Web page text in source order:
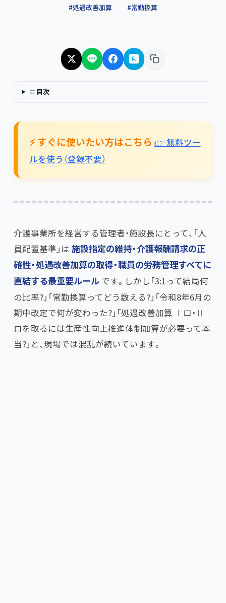
#処遇改善加算 #常勤換算
目次
⚡ すぐに使いたい方はこちら 👉 無料ツー
ルを使う（登録不要）
介護事業所を経営する管理者・施設長にとって、「人
員配置基準」は 施設指定の維持・介護報酬請求の正
確性・処遇改善加算の取得・職員の労務管理すべてに
直結する最重要ルール です。しかし「3:1って結局何
の比率?」「常勤換算ってどう数える?」「令和8年6月の
期中改定で何が変わった?」「処遇改善加算 Ⅰロ・Ⅱ
ロを取るには生産性向上推進体制加算が必要って本
当?」と、現場では混乱が続いています。